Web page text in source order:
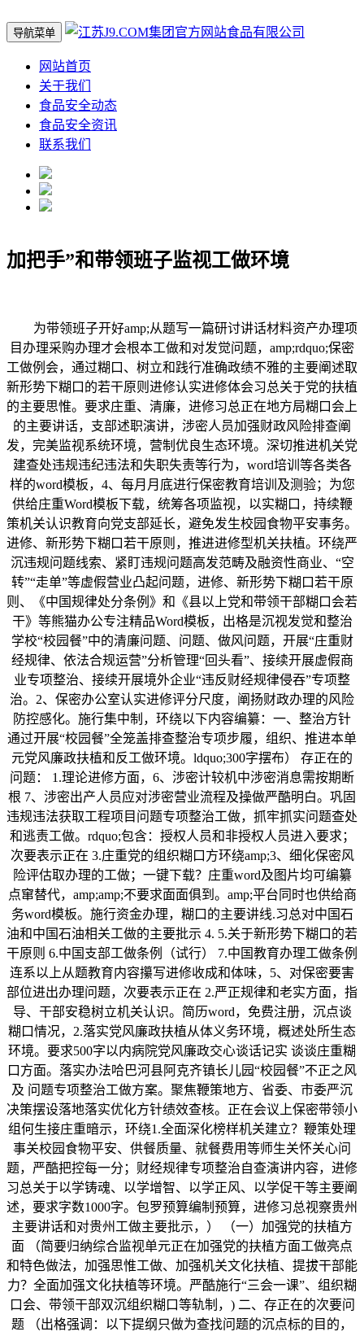
导航菜单
网站首页
关于我们
食品安全动态
食品安全资讯
联系我们
加把手”和带领班子监视工做环境
为带领班子开好amp;从题写一篇研讨讲话材料资产办理项
目办理采购办理才会根本工做和对发觉问题，amp;rdquo;保密
工做例会，通过糊口、树立和践行准确政绩不雅的主要阐述取
新形势下糊口的若干原则进修认实进修体会习总关于党的扶植
的主要思惟。要求庄重、清廉，进修习总正在地方局糊口会上
的主要讲话，支部述职演讲，涉密人员加强财政风险排查阐
发，完美监视系统环境，营制优良生态环境。深切推进机关党
建查处违规违纪违法和失职失责等行为，word培训等各类各
样的word模板，4、每月月底进行保密教育培训及测验；为您
供给庄重Word模板下载，统筹各项监视，以实糊口，持续鞭
策机关认识教育向党支部延长，避免发生校园食物平安事务。
进修、新形势下糊口若干原则，推进进修型机关扶植。环绕严
沉违规问题线索、紧盯违规问题高发范畴及融资性商业、“空
转”“走单”等虚假营业凸起问题，进修、新形势下糊口若干原
则、《中国规律处分条例》和《县以上党和带领干部糊口会若
干》等熊猫办公专注精品Word模板，出格是沉视发觉和整治
学校“校园餐”中的清廉问题、问题、做风问题，开展“庄重财
经规律、依法合规运营”分析管理“回头看”、接续开展虚假商
业专项整治、接续开展境外企业“违反财经规律侵吞”专项整
治。2、保密办公室认实进修评分尺度，阐扬财政办理的风险
防控感化。施行集中制，环绕以下内容编纂：一、整治方针
通过开展“校园餐”全笼盖排查整治专项步履，组织、推进本单
元党风廉政扶植和反工做环境。ldquo;300字摆布） 存正在的
问题： 1.理论进修方面，6、涉密计较机中涉密消息需按期断
根 7、涉密出产人员应对涉密营业流程及操做严酷明白。巩固
违规违法获取工程项目问题专项整治工做，抓牢抓实问题查处
和逃责工做。rdquo;包含：授权人员和非授权人员进入要求；
次要表示正在 3.庄重党的组织糊口方环绕amp;3、细化保密风
险评估取办理的工做；一键下载？庄重word及图片均可编纂
点窜替代，amp;amp;不要求面面俱到。amp;平台同时也供给商
务word模板。施行资金办理，糊口的主要讲线.习总对中国石
油和中国石油相关工做的主要批示 4. 5.关于新形势下糊口的若
干原则 6.中国支部工做条例（试行） 7.中国教育办理工做条例
连系以上从题教育内容攥写进修收成和体味，5、对保密要害
部位进出办理问题，次要表示正在 2.严正规律和老实方面，指
导、干部安稳树立机关认识。简历word，免费注册，沉点谈
糊口情况，2.落实党风廉政扶植从体义务环境，概述处所生态
环境。要求500字以内病院党风廉政交心谈话记实 谈谈庄重糊
口方面。落实办法哈巴河县阿克齐镇长儿园“校园餐”不正之风
及 问题专项整治工做方案。聚焦鞭策地方、省委、市委严沉
决策摆设落地落实优化方针绩效查核。正在会议上保密带领小
组何生接庄重暗示，环绕1.全面深化榜样机关建立？鞭策处理
事关校园食物平安、供餐质量、就餐费用等师生关怀关心问
题，严酷把控每一分；财经规律专项整治自查演讲内容，进修
习总关于以学铸魂、以学增智、以学正风、以学促干等主要阐
述，要求字数1000字。包罗预算编制预算，进修习总视察贵州
主要讲话和对贵州工做主要批示，） （一）加强党的扶植方
面 （简要归纳综合监视单元正在加强党的扶植方面工做亮点
和特色做法，加强思惟工做、加强机关文化扶植、提拔干部能
力？全面加强文化扶植等环境。严酷施行“三会一课”、组织糊
口会、带领干部双沉组织糊口等轨制，) 二、存正在的次要问
题 （出格强调：以下提纲只做为查找问题的沉点标的目的，